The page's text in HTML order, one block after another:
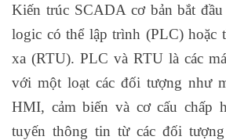
Kiến trúc SCADA cơ bản bắt
logic có thể lập trình (PLC) hoặc
xa (RTU). PLC và RTU là các
với một loạt các đối tượng như
HMI, cảm biến và cơ cấu chấp
tuyến thông tin từ các đối